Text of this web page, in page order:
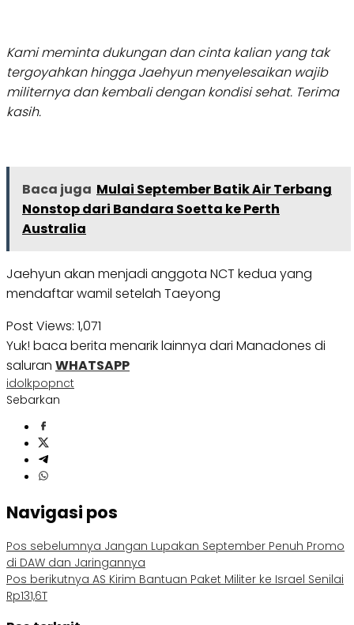
Kami meminta dukungan dan cinta kalian yang tak
tergoyahkan hingga Jaehyun menyelesaikan wajib
militernya dan kembali dengan kondisi sehat. Terima
kasih.
Baca juga Mulai September Batik Air Terbang
Nonstop dari Bandara Soetta ke Perth
Australia
Jaehyun akan menjadi anggota NCT kedua yang
mendaftar wamil setelah Taeyong
Post Views: 1,071
Yuk! baca berita menarik lainnya dari Manadones di
saluran WHATSAPP
idolkpopnct
Sebarkan
Navigasi pos
Pos sebelumnya Jangan Lupakan September Penuh Promo
di DAW dan Jaringannya
Pos berikutnya AS Kirim Bantuan Paket Militer ke Israel Senilai
Rp131,6T